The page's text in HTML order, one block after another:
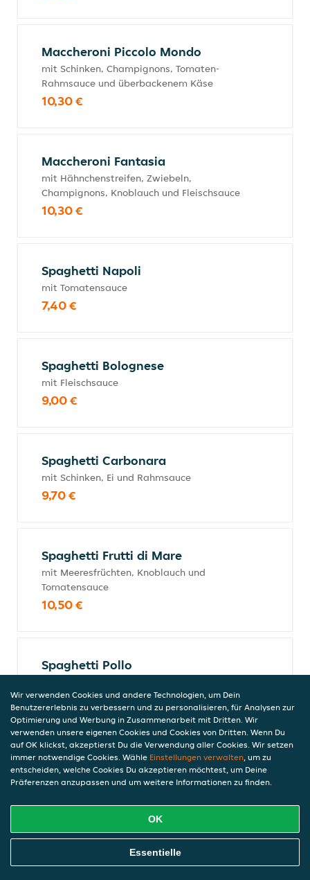
Maccheroni Piccolo Mondo
mit Schinken, Champignons, Tomaten-
Rahmsauce und überbackenem Käse
10,30 €
Maccheroni Fantasia
mit Hähnchenstreifen, Zwiebeln,
Champignons, Knoblauch und Fleischsauce
10,30 €
Spaghetti Napoli
mit Tomatensauce
7,40 €
Spaghetti Bolognese
mit Fleischsauce
9,00 €
Spaghetti Carbonara
mit Schinken, Ei und Rahmsauce
9,70 €
Spaghetti Frutti di Mare
mit Meeresfrüchten, Knoblauch und
Tomatensauce
10,50 €
Spaghetti Pollo
Rahmsauce
11,40 €
Rindfleisch-Gerichte
Alle Fleischgerichte werden mit Kroketten und Salat serviert.
Filetto al Pepe
mit grünem Pfeffer und Rahmsauce
Online Essen Bestellen
Wir verwenden Cookies und andere Technologien, um Dein
Benutzererlebnis zu verbessern und zu personalisieren, für Analysen zur
Optimierung und Werbung in Zusammenarbeit mit Dritten. Wir
verwenden unsere eigenen Cookies und Cookies von Dritten. Wenn Du
auf OK klickst, akzeptierst Du die Verwendung aller Cookies. Wir setzen
immer notwendige Cookies. Wähle Einstellungen verwalten, um zu
entscheiden, welche Cookies Du akzeptieren möchtest, um Deine
Präferenzen anzupassen und um weitere Informationen zu finden.
OK
Essentielle